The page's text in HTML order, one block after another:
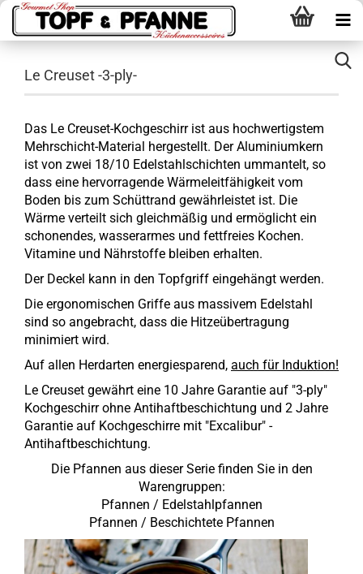
Le Creuset -3-ply-
Das Le Creuset-Kochgeschirr ist aus hochwertigstem
Mehrschicht-Material hergestellt. Der Aluminiumkern
ist von zwei 18/10 Edelstahlschichten ummantelt, so
dass eine hervorragende Wärmeleitfähigkeit vom
Boden bis zum Schüttrand gewährleistet ist. Die
Wärme verteilt sich gleichmäßig und ermöglicht ein
schonendes, wasserarmes und fettfreies Kochen.
Vitamine und Nährstoffe bleiben erhalten.
Der Deckel kann in den Topfgriff eingehängt werden.
Die ergonomischen Griffe aus massivem Edelstahl
sind so angebracht, dass die Hitzeübertragung
minimiert wird.
Auf allen Herdarten energiesparend, auch für Induktion!
Le Creuset gewährt eine 10 Jahre Garantie auf "3-ply"
Kochgeschirr ohne Antihaftbeschichtung und 2 Jahre
Garantie auf Kochgeschirre mit "Excalibur" -
Antihaftbeschichtung.
Die Pfannen aus dieser Serie finden Sie in den
Warengruppen:
Pfannen / Edelstahlpfannen
Pfannen / Beschichtete Pfannen